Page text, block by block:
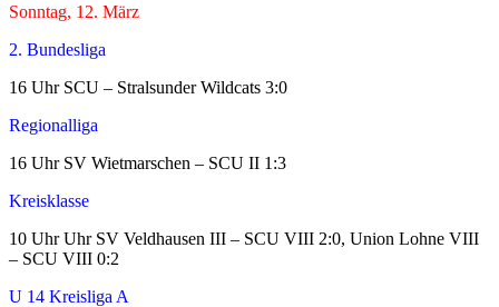
Sonntag, 12. März
2. Bundesliga
16 Uhr SCU – Stralsunder Wildcats 3:0
Regionalliga
16 Uhr SV Wietmarschen – SCU II 1:3
Kreisklasse
10 Uhr Uhr SV Veldhausen III – SCU VIII 2:0, Union Lohne VIII
– SCU VIII 0:2
U 14 Kreisliga A